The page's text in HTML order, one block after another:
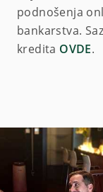
podnošenja
bankarstva.
kredita OVDE.